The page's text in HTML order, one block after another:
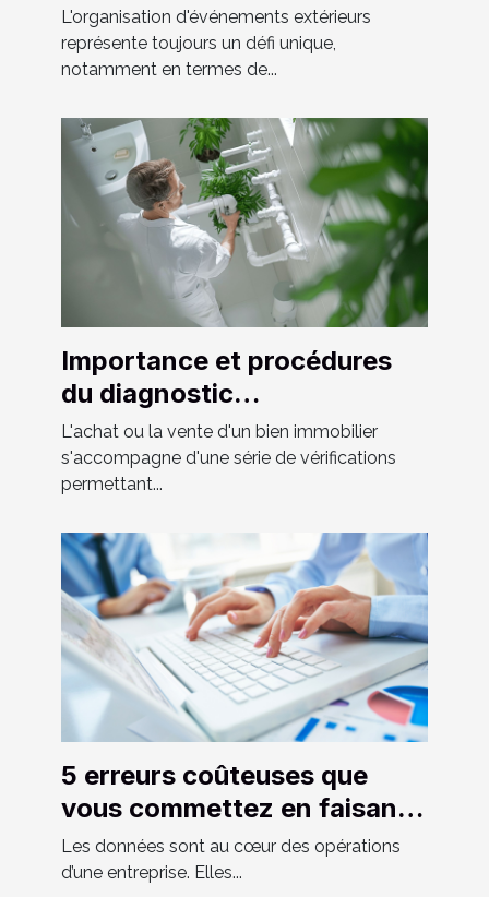
les événements extérieurs
L'organisation d'événements extérieurs
représente toujours un défi unique,
notamment en termes de...
Importance et procédures
du diagnostic
assainissement lors de la
vente
L'achat ou la vente d'un bien immobilier
s'accompagne d'une série de vérifications
permettant...
5 erreurs coûteuses que
vous commettez en faisant
de la saisie des données
Les données sont au cœur des opérations
d’une entreprise. Elles...